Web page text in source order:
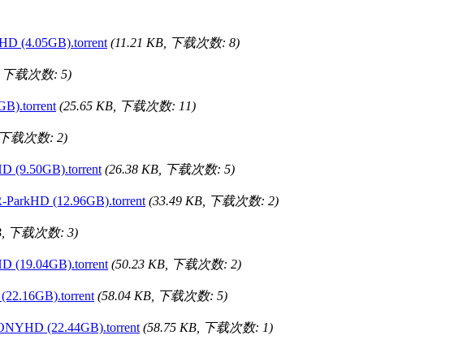
(4.05GB).torrent (11.21 KB, 下载次数: 8)
下载次数: 5)
(25.65 KB, 下载次数: 11)
载次数: 2)
(9.50GB).torrent (26.38 KB, 下载次数: 5)
(12.96GB).torrent (33.49 KB, 下载次数: 2)
下载次数: 3)
(19.04GB).torrent (50.23 KB, 下载次数: 2)
(58.04 KB, 下载次数: 5)
(22.44GB).torrent (58.75 KB, 下载次数: 1)